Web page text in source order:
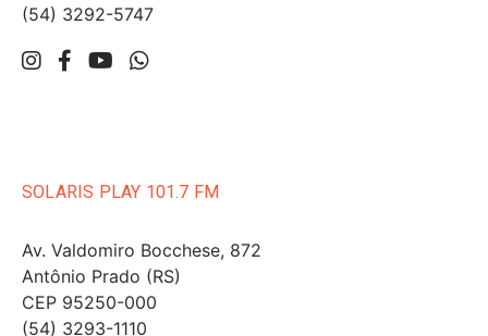
(54) 3292-5747
SOLARIS PLAY 101.7 FM
Av. Valdomiro Bocchese, 872
Antônio Prado (RS)
CEP 95250-000
(54) 3293-1110